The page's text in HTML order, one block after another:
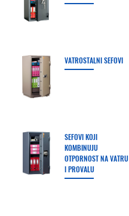
VATROSTALNI SEFOVI
SEFOVI KOJI
KOMBINUJU
OTPORNOST NA VATRU
I PROVALU